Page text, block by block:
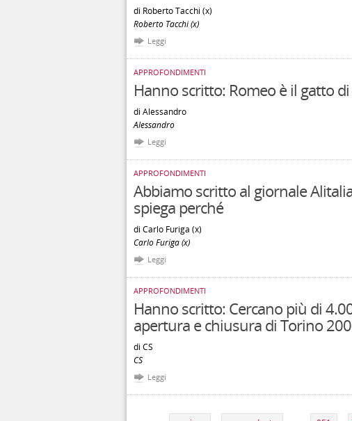
di Roberto Tacchi (x)
Roberto Tacchi (x)
Leggi
APPROFONDIMENTI
Hanno scritto: Romeo è il gatto
di Alessandro
Alessandro
Leggi
APPROFONDIMENTI
Abbiamo scritto al giornale
spiega perché
di Carlo Furiga (x)
Carlo Furiga (x)
Leggi
APPROFONDIMENTI
Hanno scritto: Cercano più di
apertura e chiusura di Torino
di CS
CS
Leggi